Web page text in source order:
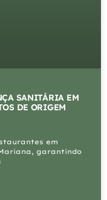
SANITÁRIA EM
DE ORIGEM
em
garantindo